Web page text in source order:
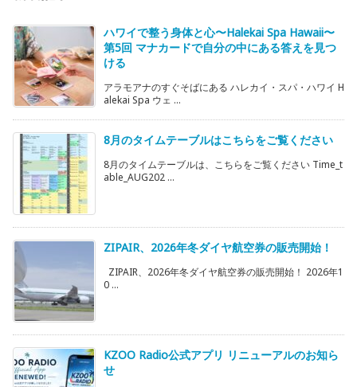
ハワイで整う身体と心〜Halekai Spa Hawaii〜
第5回 マナカードで自分の中にある答えを見つ
ける
アラモアナのすぐそばにある ハレカイ・スパ・ハワイ H
alekai Spa ウェ ...
8月のタイムテーブルはこちらをご覧ください
8月のタイムテーブルは、こちらをご覧ください Time_t
able_AUG202 ...
ZIPAIR、2026年冬ダイヤ航空券の販売開始！
ZIPAIR、2026年冬ダイヤ航空券の販売開始！ 2026年1
0 ...
KZOO Radio公式アプリ リニューアルのお知ら
せ